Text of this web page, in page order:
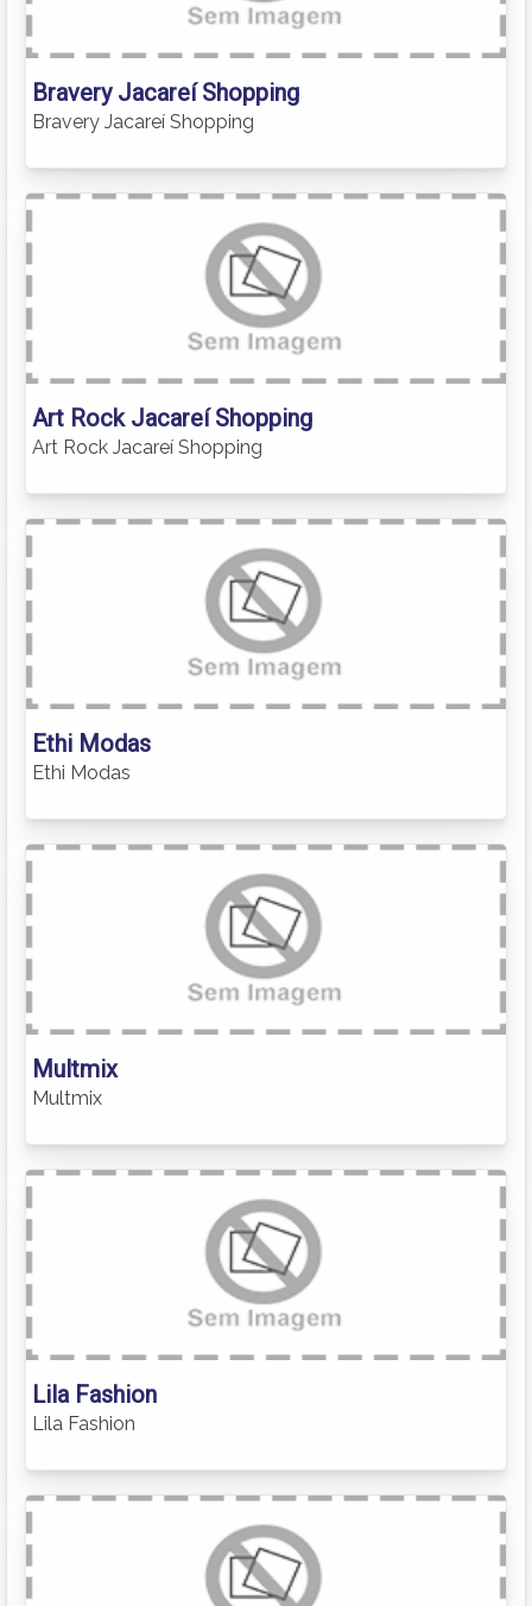
Bravery Jacareí Shopping
Bravery Jacareí Shopping
Art Rock Jacareí Shopping
Art Rock Jacareí Shopping
Ethi Modas
Ethi Modas
Multmix
Multmix
Lila Fashion
Lila Fashion